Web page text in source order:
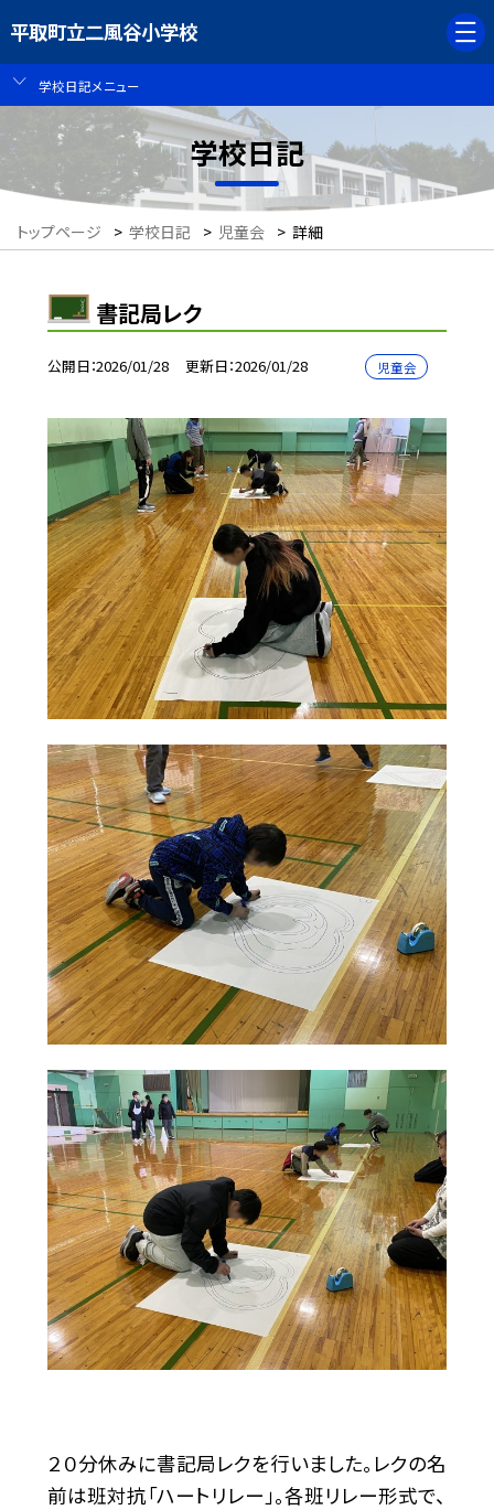
平取町立二風谷小学校
学校日記メニュー
学校日記
トップページ > 学校日記 > 児童会 > 詳細
書記局レク
公開日 2026/01/28 更新日 2026/01/28 児童会
２０分休みに書記局レクを行いました。レクの名
前は班対抗「ハートリレー」。各班リレー形式で、